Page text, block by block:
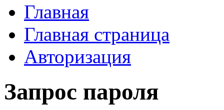
Главная
Главная страница
Авторизация
Запрос пароля